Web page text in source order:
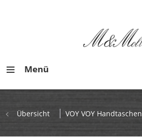
Menü
Übersicht VOY VOY Handtaschen